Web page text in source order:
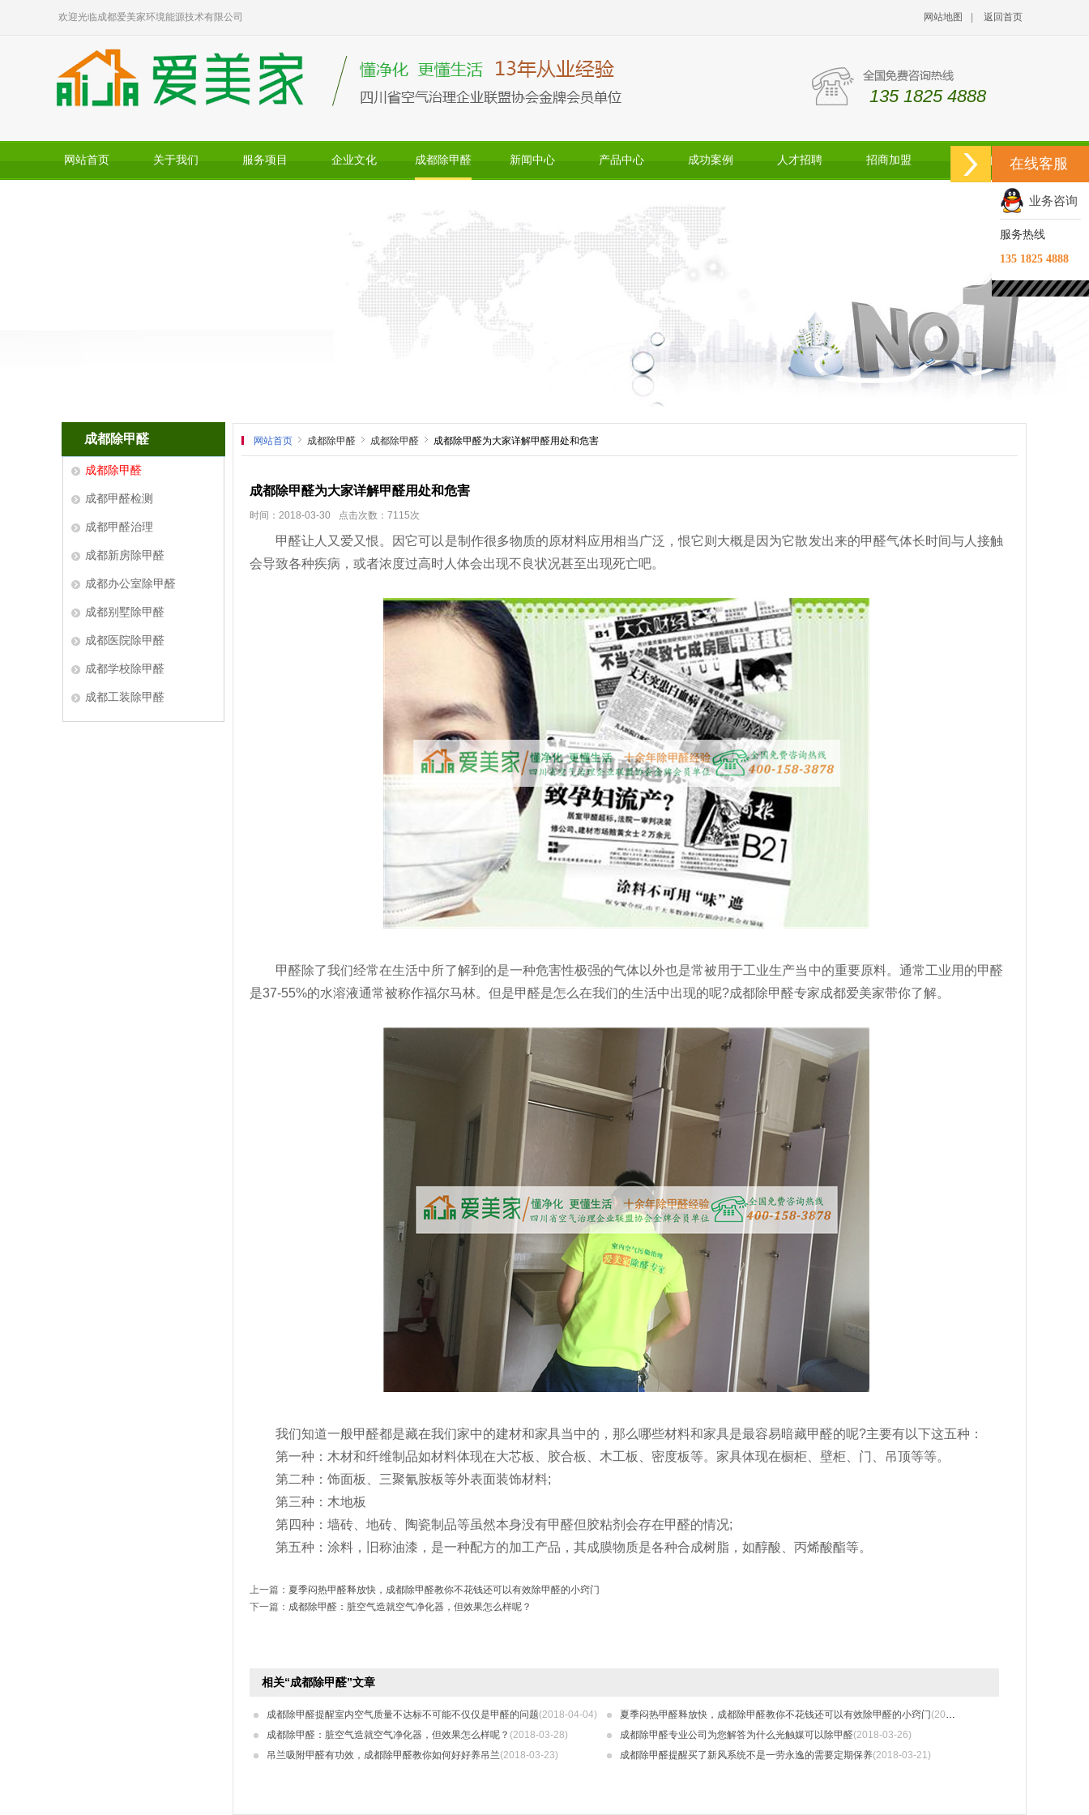
欢迎光临成都爱美家环境能源技术有限公司 网站地图 返回首页
135 1825 4888
网站首页 关于我们 服务项目 企业文化 成都除甲醛 新闻中心 产品中心 成功案例 人才招聘 招商加盟 联系我们
成都除甲醛
成都除甲醛
成都甲醛检测
成都甲醛治理
成都新房除甲醛
成都办公室除甲醛
成都别墅除甲醛
成都医院除甲醛
成都学校除甲醛
成都工装除甲醛
网站首页 成都除甲醛 成都除甲醛 成都除甲醛为大家详解甲醛用处和危害
成都除甲醛为大家详解甲醛用处和危害
时间：2018-03-30 点击次数：7115次
甲醛让人又爱又恨。因它可以是制作很多物质的原材料应用相当广泛，恨它则大概是因为它散发出来的甲醛气体长时间与人接触
会导致各种疾病，或者浓度过高时人体会出现不良状况甚至出现死亡吧。
甲醛除了我们经常在生活中所了解到的是一种危害性极强的气体以外也是常被用于工业生产当中的重要原料。通常工业用的甲醛
是37-55%的水溶液通常被称作福尔马林。但是甲醛是怎么在我们的生活中出现的呢?成都除甲醛专家成都爱美家带你了解。
我们知道一般甲醛都是藏在我们家中的建材和家具当中的，那么哪些材料和家具是最容易暗藏甲醛的呢?主要有以下这五种：
第一种：木材和纤维制品如材料体现在大芯板、胶合板、木工板、密度板等。家具体现在橱柜、壁柜、门、吊顶等等。
第二种：饰面板、三聚氰胺板等外表面装饰材料;
第三种：木地板
第四种：墙砖、地砖、陶瓷制品等虽然本身没有甲醛但胶粘剂会存在甲醛的情况;
第五种：涂料，旧称油漆，是一种配方的加工产品，其成膜物质是各种合成树脂，如醇酸、丙烯酸酯等。
上一篇： 夏季闷热甲醛释放快，成都除甲醛教你不花钱还可以有效除甲醛的小窍门
下一篇： 成都除甲醛：脏空气造就空气净化器，但效果怎么样呢？
相关“成都除甲醛”文章
成都除甲醛提醒室内空气质量不达标不可能不仅仅是甲醛的问题(2018-04-04) 夏季闷热甲醛释放快，成都除甲醛教你不花钱还可以有效除甲醛的小窍门(2018-04-02)
成都除甲醛：脏空气造就空气净化器，但效果怎么样呢？ (2018-03-28) 成都除甲醛专业公司为您解答为什么光触媒可以除甲醛(2018-03-26)
吊兰吸附甲醛有功效，成都除甲醛教你如何好好养吊兰(2018-03-23) 成都除甲醛提醒买了新风系统不是一劳永逸的需要定期保养(2018-03-21)
在线客服
业务咨询
服务热线
135 1825 4888